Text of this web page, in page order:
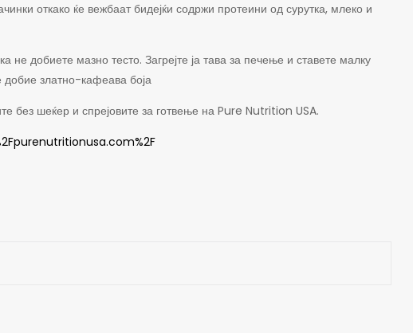
откако ќе вежбаат бидејќи содржи протеини од сурутка, млеко и
добиете мазно тесто. Загрејте ја тава за печење и ставете малку
добие златно-кафеава боја
без шеќер и спрејовите за готвење на Pure Nutrition USA.